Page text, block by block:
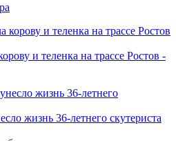
и теленка на трассе Ростов -
жизнь 36-летнего скутериста